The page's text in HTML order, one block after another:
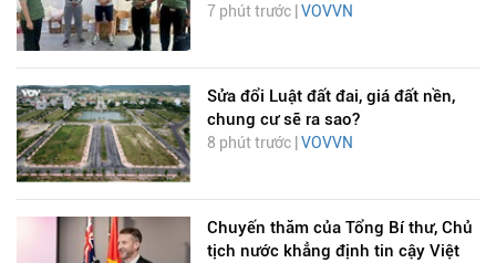
7 phút trước | VOVVN
Sửa đổi Luật đất đai, giá đất nền,
chung cư sẽ ra sao?
8 phút trước | VOVVN
Chuyến thăm của Tổng Bí thư, Chủ
tịch nước khẳng định tin cậy Việt